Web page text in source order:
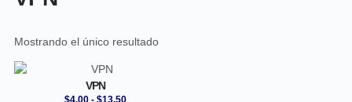
Mostrando el único resultado
VPN
$4,00 - $13,50